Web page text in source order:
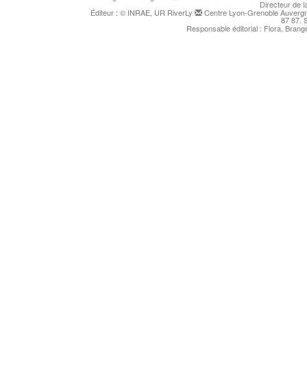
Directeur de
Éditeur : © INRAE, UR RiverLy Centre Lyon-Grenoble
87 87.
Responsable éditorial : Flora,